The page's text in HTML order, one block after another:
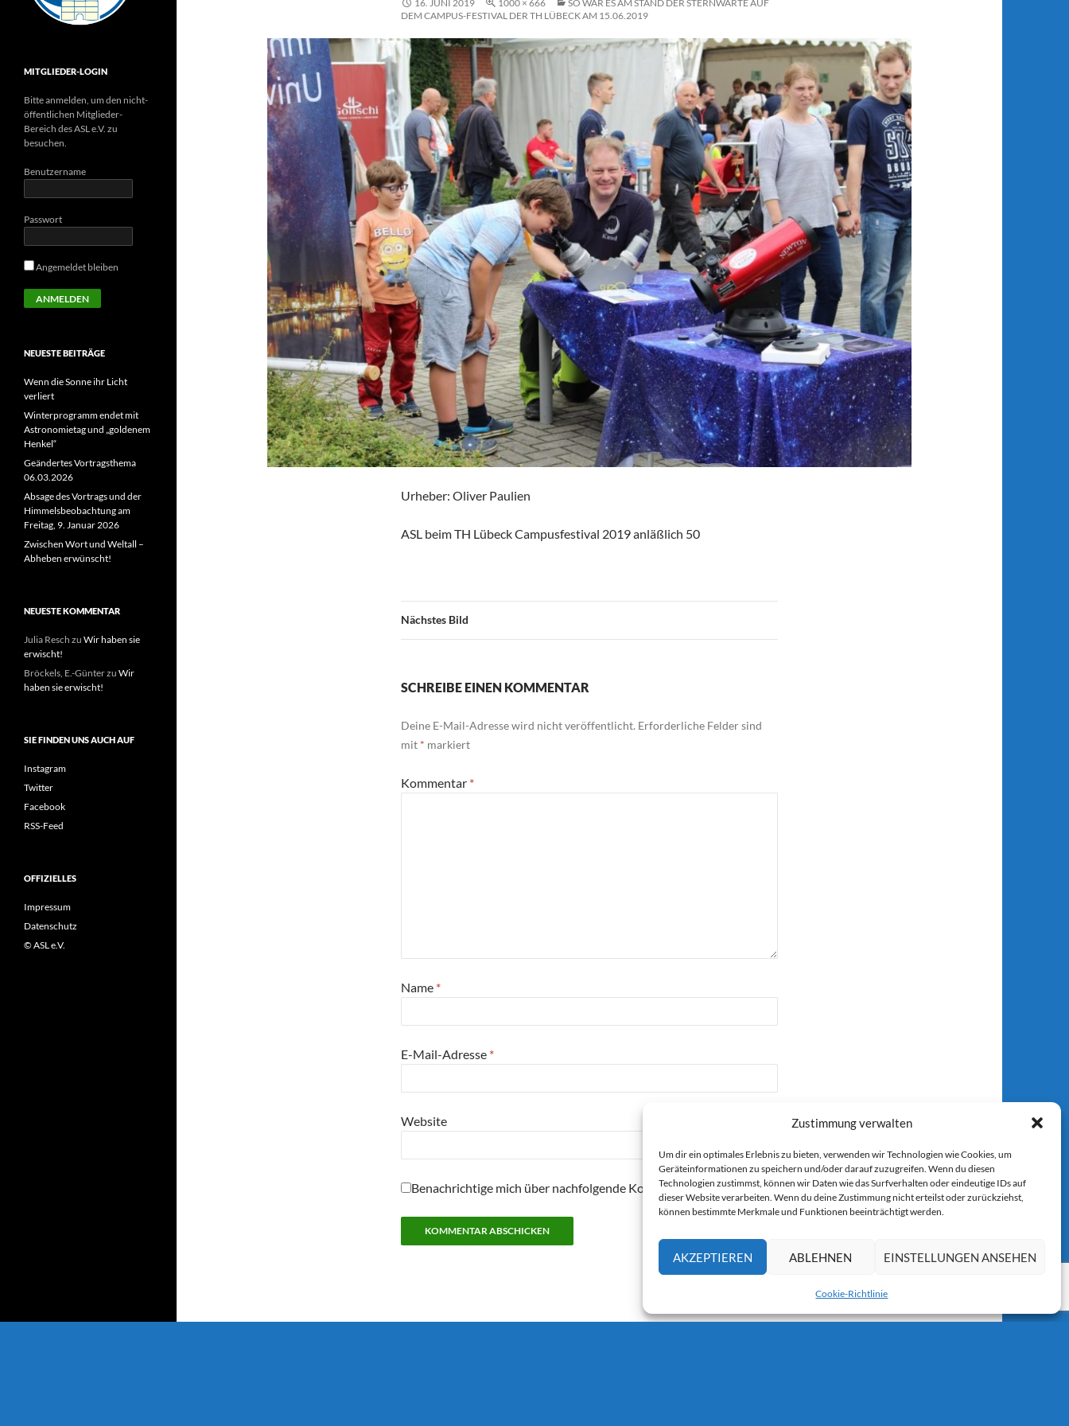
Zustimmung verwalten
Um dir ein optimales Erlebnis zu bieten, verwenden wir Technologien wie Cookies, um
Geräteinformationen zu speichern und/oder darauf zuzugreifen. Wenn du diesen
Technologien zustimmst, können wir Daten wie das Surfverhalten oder eindeutige IDs auf
dieser Website verarbeiten. Wenn du deine Zustimmung nicht erteilst oder zurückziehst,
können bestimmte Merkmale und Funktionen beeinträchtigt werden.
AKZEPTIEREN ABLEHNEN EINSTELLUNGEN ANSEHEN
Cookie-Richtlinie
16. JUNI 2019 1000 × 666
SO WAR ES AM STAND DER STERNWARTE AUF
DEM CAMPUS-FESTIVAL DER TH LÜBECK AM 15.06.2019
Urheber: Oliver Paulien
ASL beim TH Lübeck Campusfestival 2019 anläßlich 50
Nächstes Bild
SCHREIBE EINEN KOMMENTAR
Deine E-Mail-Adresse wird nicht veröffentlicht. Erforderliche Felder sind
mit * markiert
Kommentar *
Name *
E-Mail-Adresse *
Website
Benachrichtige mich über nachfolgende Kommentare per E-Mail.
MITGLIEDER-LOGIN
Bitte anmelden, um den nicht-
öffentlichen Mitglieder-
Bereich des ASL e.V. zu
besuchen.
Benutzername
Passwort
Angemeldet bleiben
NEUESTE BEITRÄGE
Wenn die Sonne ihr Licht
verliert
Winterprogramm endet mit
Astronomietag und „goldenem
Henkel“
Geändertes Vortragsthema
06.03.2026
Absage des Vortrags und der
Himmelsbeobachtung am
Freitag, 9. Januar 2026
Zwischen Wort und Weltall –
Abheben erwünscht!
NEUESTE KOMMENTAR
Julia Resch zu Wir haben sie
erwischt!
Bröckels, E.-Günterzu Wir
haben sie erwischt!
SIE FINDEN UNS AUCH AUF
Instagram
Twitter
Facebook
RSS-Feed
OFFIZIELLES
Impressum
Datenschutz
© ASL e.V.